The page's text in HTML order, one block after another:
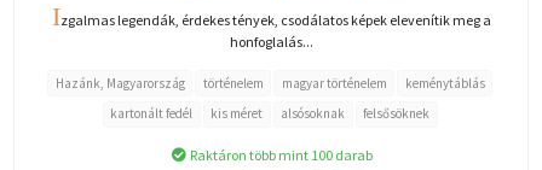
Izgalmas legendák, érdekes tények, csodálatos képek elevenítik meg a
honfoglalás...
Hazánk, Magyarország történelem magyar történelem
keménytáblás
kartonált fedél
kis méret alsósoknak felsősöknek
Raktáron több mint 100 darab